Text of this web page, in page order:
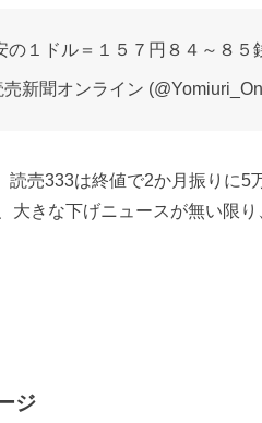
の１ドル＝１５７円８４～８５
新聞オンライン
読売333は終値で2か月振りに
大きな下げニュースが無い限
ジ